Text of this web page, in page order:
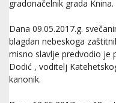
gradonačelnik grada Knina.
Dana 09.05.2017.g.
blagdan nebeskoga
misno slavlje predvodio je
Dodić , voditelj
kanonik.